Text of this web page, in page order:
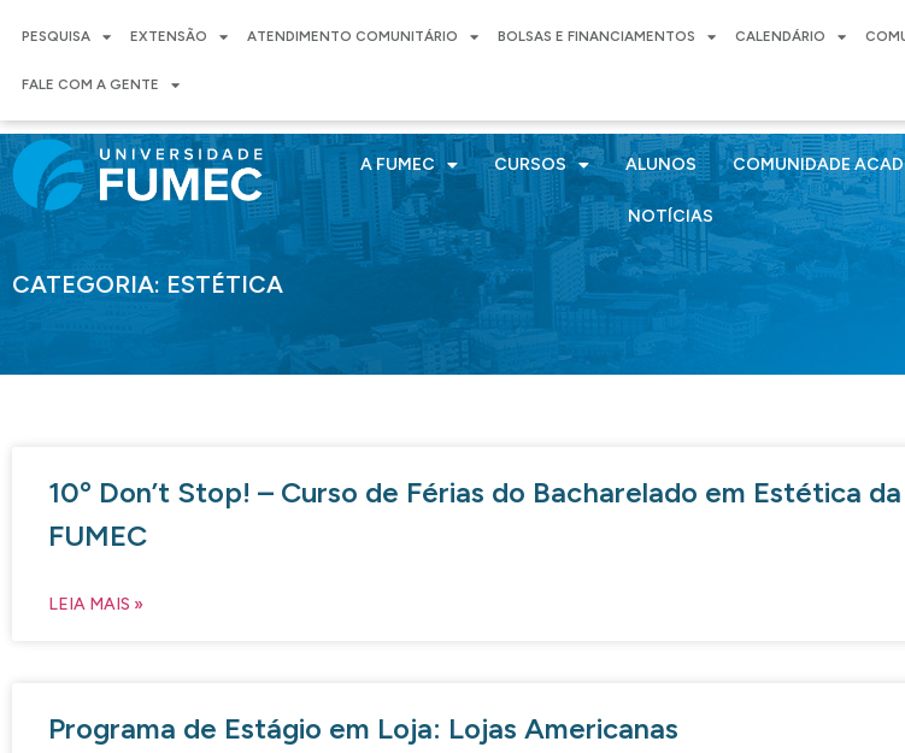
PESQUISA EXTENSÃO ATENDIMENTO COMUNITÁRIO BOLSAS E FINANCIAMENTOS CALENDÁRIO
FALE COM A GENTE
A FUMEC CURSOS ALUNOS COMUNIDADE
NOTÍCIAS
CATEGORIA: ESTÉTICA
10º Don’t Stop! – Curso de Férias do Bacharelado em Estética da
FUMEC
LEIA MAIS »
Programa de Estágio em Loja: Lojas Americanas